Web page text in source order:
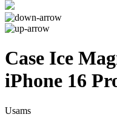
Case Ice
iPhone 16
Usams